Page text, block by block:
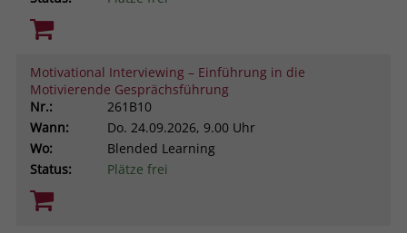
Motivational Interviewing – Einführung in die
Motivierende Gesprächsführung
Nr.:
261B10
Wann:
Do. 24.09.2026, 9.00 Uhr
Wo:
Blended Learning
Status:
Plätze frei
Name
Anbieter stiftung-liebenau.de
Laufzeit Session
Zweck
Behält die Zustände des Benutzers bei
Aktionen, die bei späteren Besuchen
derselben Website durchgeführt
werden, mit derselben
Benutzerkennung verknüpft werden.
Name